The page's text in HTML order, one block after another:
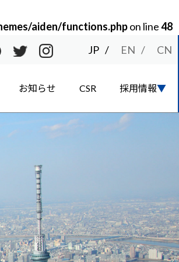
aiden/functions.phpon line48
JP
EN CN
お知らせ CSR 採用情報